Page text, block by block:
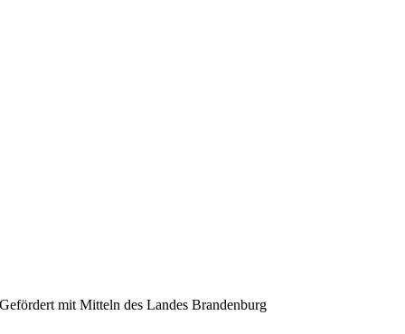
Gefördert mit Mitteln des Landes Brandenburg